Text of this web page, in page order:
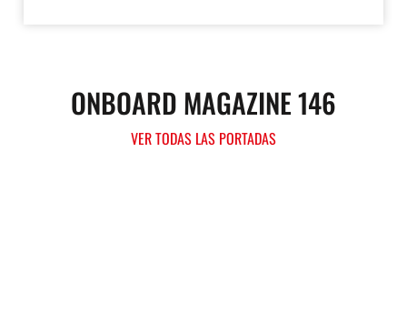
ONBOARD MAGAZINE 146
VER TODAS LAS PORTADAS